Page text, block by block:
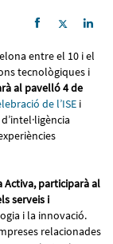
entre el 10 i el
tecnològiques i
al pavelló 4 de
de l’ISE i
Activa, participarà al
serveis i
i la innovació.
relacionades